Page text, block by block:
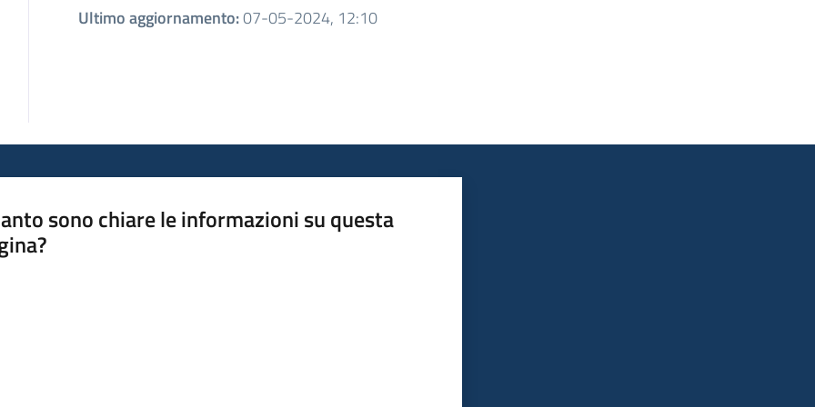
Ultimo aggiornamento:07-05-2024, 12:10
sono chiare le informazioni su questa